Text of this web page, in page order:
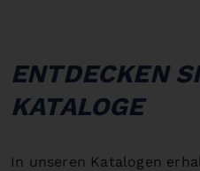
ENTDECKEN
KATALOGE
In unseren Katalogen